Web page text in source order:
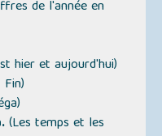
de l'année en
hier et aujourd'hui)
(Les temps et les